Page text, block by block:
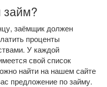
займ?
заёмщик должен
проценты
У каждой
свой список
найти на нашем сайте
предложение по займу.